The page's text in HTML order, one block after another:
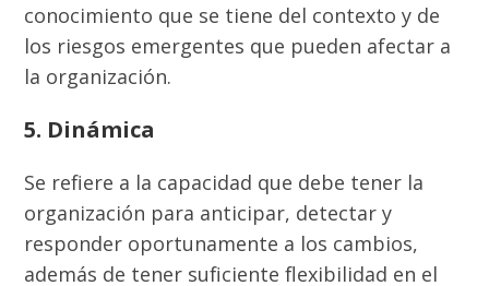
conocimiento que se tiene del contexto y de
los riesgos emergentes que pueden afectar a
la organización.
5. Dinámica
Se refiere a la capacidad que debe tener la
organización para anticipar, detectar y
responder oportunamente a los cambios,
además de tener suficiente flexibilidad en el